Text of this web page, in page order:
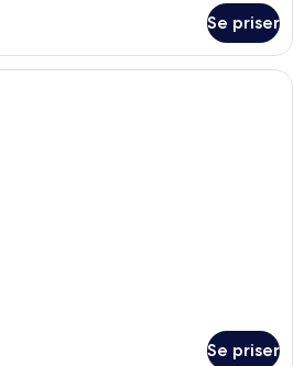
Se priser
En træterrasse med swimmingpool,
Se priser